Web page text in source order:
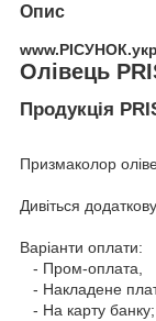
Опис
www.РІСУНОК.укр
Олівець
Продукція
Призмаколор
Дивіться
Варіанти оплати:
- Пром-оплата,
- Накладене
- На карту банку;